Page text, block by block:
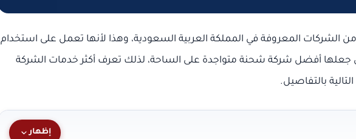
الشركات المعروفة في المملكة العربية السعودية، وهذا لأنها تعمل على استخدام
جعلها أفضل شركة شحنة متواجدة على الساحة، لذلك تعرف أكثر خدمات الشركة
بالتفاصيل.
إظهار